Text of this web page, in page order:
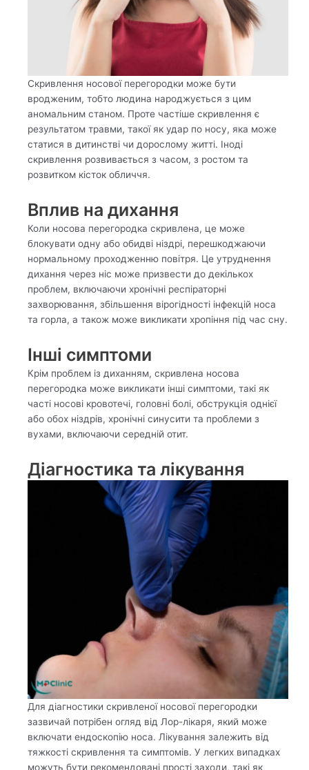
Скривлення носової перегородки може бути
вродженим, тобто людина народжується з цим
аномальним станом. Проте частіше скривлення є
результатом травми, такої як удар по носу, яка може
статися в дитинстві чи дорослому житті. Іноді
скривлення розвивається з часом, з ростом та
розвитком кісток обличчя.
Вплив на дихання
Коли носова перегородка скривлена, це може
блокувати одну або обидві ніздрі, перешкоджаючи
нормальному проходженню повітря. Це утруднення
дихання через ніс може призвести до декількох
проблем, включаючи хронічні респіраторні
захворювання, збільшення вірогідності інфекцій носа
та горла, а також може викликати хропіння під час сну.
Інші симптоми
Крім проблем із диханням, скривлена носова
перегородка може викликати інші симптоми, такі як
часті носові кровотечі, головні болі, обструкція однієї
або обох ніздрів, хронічні синусити та проблеми з
вухами, включаючи середній отит.
Діагностика та лікування
Для діагностики скривленої носової перегородки
зазвичай потрібен огляд від Лор-лікаря, який може
включати ендоскопію носа. Лікування залежить від
тяжкості скривлення та симптомів. У легких випадках
можуть бути рекомендовані прості заходи, такі як